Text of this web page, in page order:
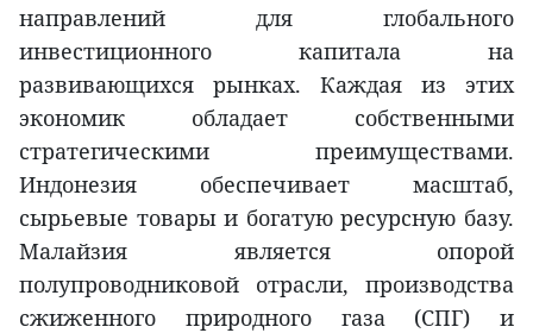
направлений для глобального
инвестиционного капитала на
развивающихся рынках. Каждая из этих
экономик обладает собственными
стратегическими преимуществами.
Индонезия обеспечивает масштаб,
сырьевые товары и богатую ресурсную базу.
Малайзия является опорой
полупроводниковой отрасли, производства
сжиженного природного газа (СПГ) и